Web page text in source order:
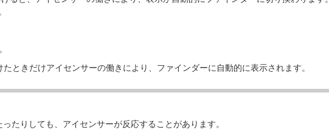
ときだけアイセンサーの働きにより、ファインダーに自動的に表示されます。
たりしても、アイセンサーが反応することがあります。